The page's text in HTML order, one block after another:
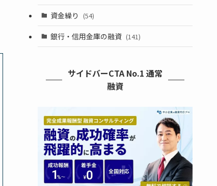
資金繰り (54)
銀行・信用金庫の融資 (141)
サイドバーCTA No.1 通常
融資